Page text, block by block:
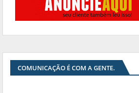
COMUNICAÇÃO É COM A GENTE.